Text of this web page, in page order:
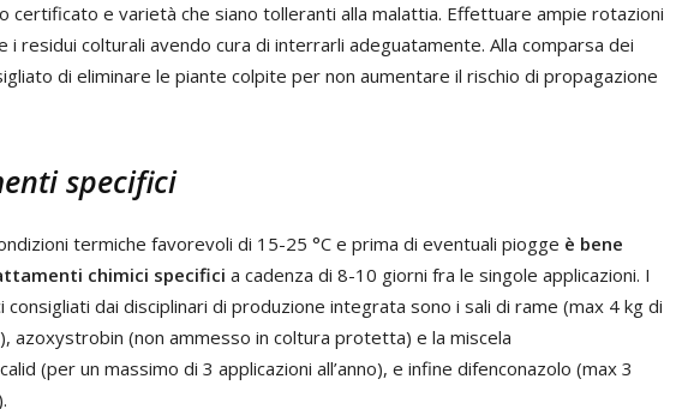
certificato e varietà che siano tolleranti alla malattia. Effettuare ampie rotazioni
i residui colturali avendo cura di interrarli adeguatamente. Alla comparsa dei
di eliminare le piante colpite per non aumentare il rischio di propagazione
specifici
termiche favorevoli di 15-25 °C e prima di eventuali piogge è bene
chimici specifici a cadenza di 8-10 giorni fra le singole applicazioni. I
consigliati dai disciplinari di produzione integrata sono i sali di rame (max 4 kg di
azoxystrobin (non ammesso in coltura protetta) e la miscela
(per un massimo di 3 applicazioni all’anno), e infine difenconazolo (max 3